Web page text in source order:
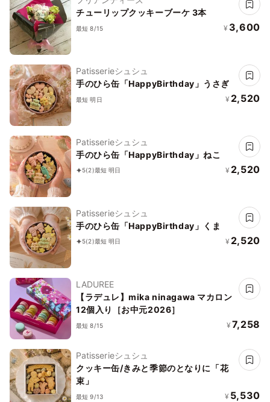
チューリップクッキーブーケ 3本
最短 8/15 ¥ 3,600
Patisserieシュシュ
手のひら缶「HappyBirthday」うさぎ
最短 明日 ¥ 2,520
Patisserieシュシュ
手のひら缶「HappyBirthday」ねこ
5(2)最短 明日 ¥ 2,520
Patisserieシュシュ
手のひら缶「HappyBirthday」くま
5(2)最短 明日 ¥ 2,520
LADUREE
【ラデュレ】mika ninagawa マカロン
12個入り［お中元2026］
最短 8/15 ¥ 7,258
Patisserieシュシュ
クッキー缶/きみと季節のとなりに「花
束」
最短 9/13 ¥ 5,530